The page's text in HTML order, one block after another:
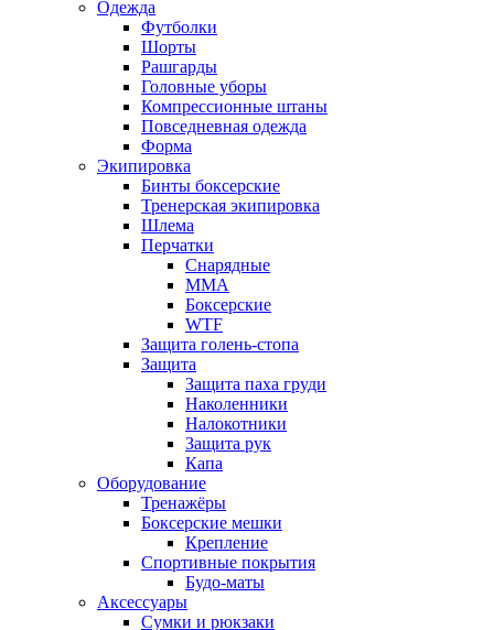
Одежда
Футболки
Шорты
Рашгарды
Головные уборы
Компрессионные штаны
Повседневная одежда
Форма
Экипировка
Бинты боксерские
Тренерская экипировка
Шлема
Перчатки
Снарядные
ММА
Боксерские
WTF
Защита голень-стопа
Защита
Защита паха груди
Наколенники
Налокотники
Защита рук
Капа
Оборудование
Тренажёры
Боксерские мешки
Крепление
Спортивные покрытия
Будо-маты
Аксессуары
Сумки и рюкзаки